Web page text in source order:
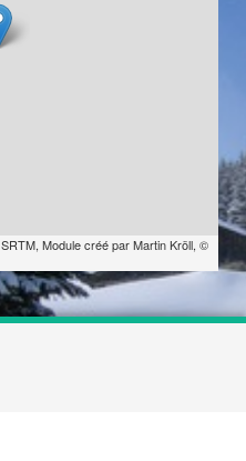
SRTM, Module créé parMartin Kröll, ©